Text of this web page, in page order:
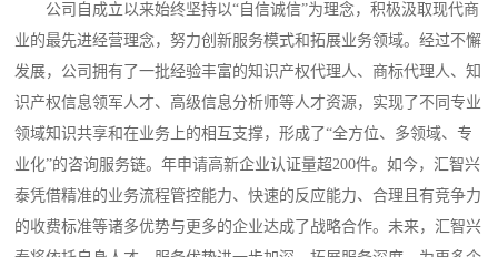
公司自成立以来始终坚持以“自信诚信”为理念，积极汲取现代商
业的最先进经营理念，努力创新服务模式和拓展业务领域。经过不懈
发展，公司拥有了一批经验丰富的知识产权代理人、商标代理人、知
识产权信息领军人才、高级信息分析师等人才资源，实现了不同专业
领域知识共享和在业务上的相互支撑，形成了“全方位、多领域、专
业化”的咨询服务链。年申请高新企业认证量超200件。如今，汇智兴
泰凭借精准的业务流程管控能力、快速的反应能力、合理且有竞争力
的收费标准等诸多优势与更多的企业达成了战略合作。未来，汇智兴